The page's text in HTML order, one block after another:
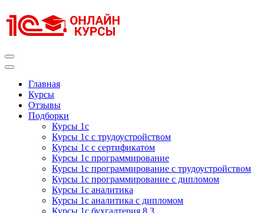
к
содержимому
Главная
Курсы
Отзывы
Подборки
Курсы 1с
Курсы 1с с трудоустройством
Курсы 1с с сертификатом
Курсы 1с программирование
Курсы 1с программирование с трудоустройством
Курсы 1с программирование с дипломом
Курсы 1с аналитика
Курсы 1с аналитика с дипломом
Курсы 1с бухгалтерия 8.3